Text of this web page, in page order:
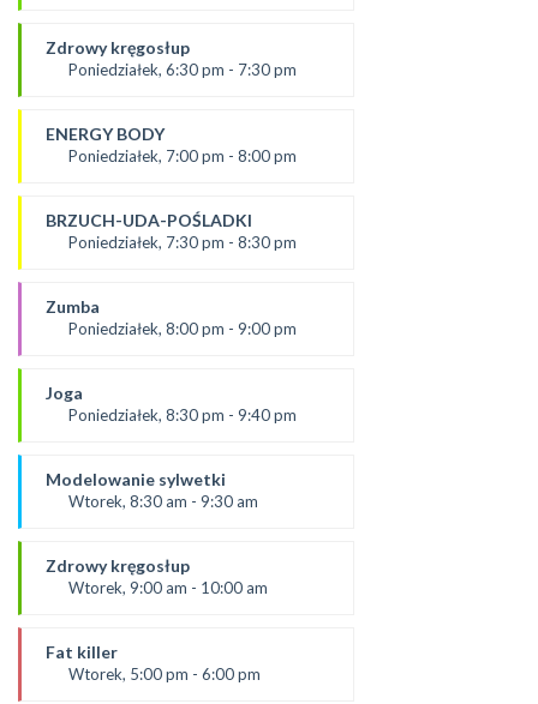
Żaneta
*Zajęcia dla dorosłych i dzieci
Zdrowy kręgosłup
Poniedziałek, 6:30 pm - 7:30 pm
Ania
*Zajęcia dla dorosłych i dzieci
ENERGY BODY
Poniedziałek, 7:00 pm - 8:00 pm
Karolina
SALA 2
BRZUCH-UDA-POŚLADKI
Poniedziałek, 7:30 pm - 8:30 pm
Kasia W.
SALA 1
Zumba
Poniedziałek, 8:00 pm - 9:00 pm
Ola P.
*Zajęcia dla dorosłych i dzieci
Joga
Poniedziałek, 8:30 pm - 9:40 pm
Dominika
SALA 1
Modelowanie sylwetki
Wtorek, 8:30 am - 9:30 am
prowadząca:
Dominika F
Zdrowy kręgosłup
Wtorek, 9:00 am - 10:00 am
Ania
*Zajęcia dla dorosłych i dzieci
Fat killer
Wtorek, 5:00 pm - 6:00 pm